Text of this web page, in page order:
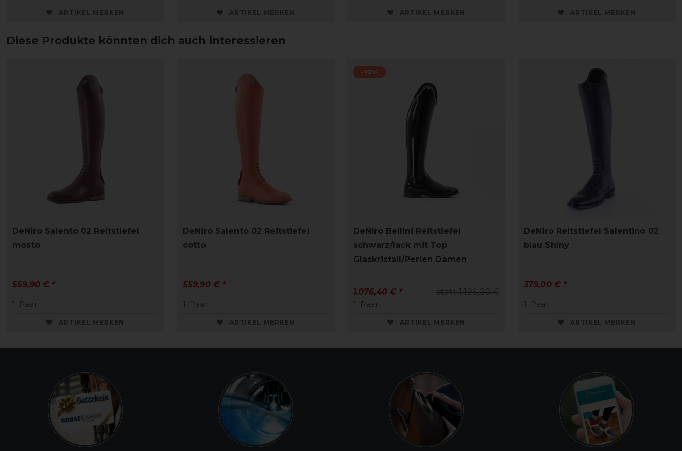
ARTIKEL MERKEN ARTIKEL MERKEN ARTIKEL MERKEN ARTIKEL MERKEN
Diese Produkte könnten dich auch interessieren
DeNiro Salento 02 Reitstiefel
mosto
559,90 € *
1
Paar
ARTIKEL MERKEN
DeNiro Salento 02 Reitstiefel
cotto
559,90 € *
1
Paar
ARTIKEL MERKEN
-10%
DeNiro Bellini Reitstiefel
schwarz/lack mit Top
Glaskristall/Perlen Damen
statt 1.196,00 €
1.076,40 € *
1
Paar
ARTIKEL MERKEN
DeNiro Reitstiefel Salentino 02
blau Shiny
379,00 € *
1
Paar
ARTIKEL MERKEN